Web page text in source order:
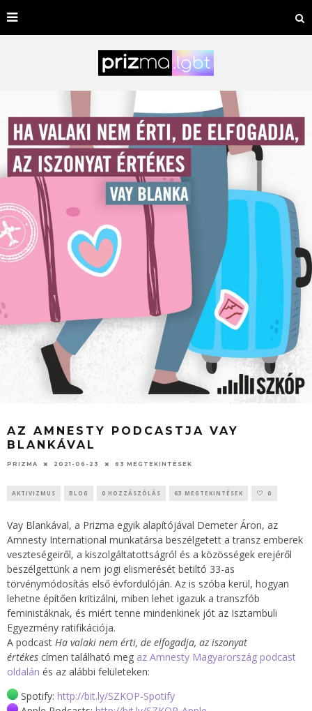
AZ AMNESTY PODCASTJA VAY
BLANKÁVAL
PRIZMA 2021-06-23 63 MEGTEKINTÉSEK
AKTIVIZMUS BLOG 0 HOZZÁSZÓLÁS 63 MEGTEKINTÉSEK 0
Vay Blankával, a Prizma egyik alapítójával Demeter Áron, az
Amnesty International munkatársa beszélgetett a transz emberek
veszteségeiről, a kiszolgáltatottságról és a közösségek erejéről
beszélgettünk a nem jogi elismerését betiltó 33-as
törvénymódosítás első évfordulóján. Az is szóba kerül, hogyan
lehetne építően kritizálni, miben lehet igazuk a transzfób
feministáknak, és miért tenne mindenkinek jót az Isztambuli
Egyezmény ratifikációja.
A podcast Ha valaki nem érti, de elfogadja, az iszonyat
értékes címen található meg az Amnesty Magyarország podcast
oldalán és az alábbi felületeken:
Spotify: http://bit.ly/SZKOP-Spotify